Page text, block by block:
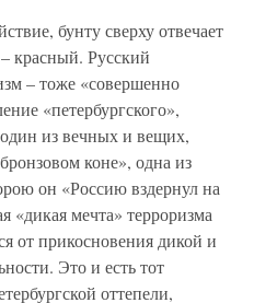
бунту сверху отвечает
красный. Русский
– тоже «совершенно
«петербургского»,
один из вечных и вещих,
коне», одна из
он «Россию вздернул на
«дикая мечта» терроризма
от прикосновения дикой и
Это и есть тот
оттепели,